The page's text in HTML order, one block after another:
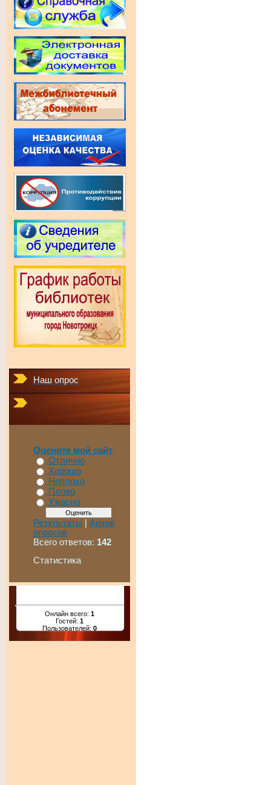
Наш опрос
Оцените мой сайт
Отлично
Хорошо
Неплохо
Плохо
Ужасно
Результаты | Архив
опросов
Всего ответов: 142
Статистика
Онлайн всего: 1
Гостей: 1
Пользователей: 0